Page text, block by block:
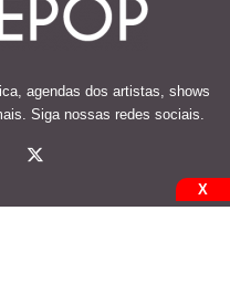
agendas dos artistas, shows
Siga nossas redes sociais.
X